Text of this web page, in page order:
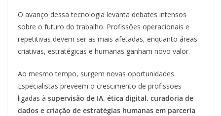
O avanço dessa tecnologia levanta debates intensos
sobre o futuro do trabalho. Profissões operacionais e
repetitivas devem ser as mais afetadas, enquanto áreas
criativas, estratégicas e humanas ganham novo valor.
Ao mesmo tempo, surgem novas oportunidades.
Especialistas preveem o crescimento de profissões
ligadas à supervisão de IA, ética digital, curadoria de
dados e criação de estratégias humanas em parceria